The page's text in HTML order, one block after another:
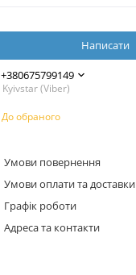
Написати
+380675799149
Kyivstar (Viber)
До обраного
Умови повернення
Умови оплати та доставки
Графік роботи
Адреса та контакти